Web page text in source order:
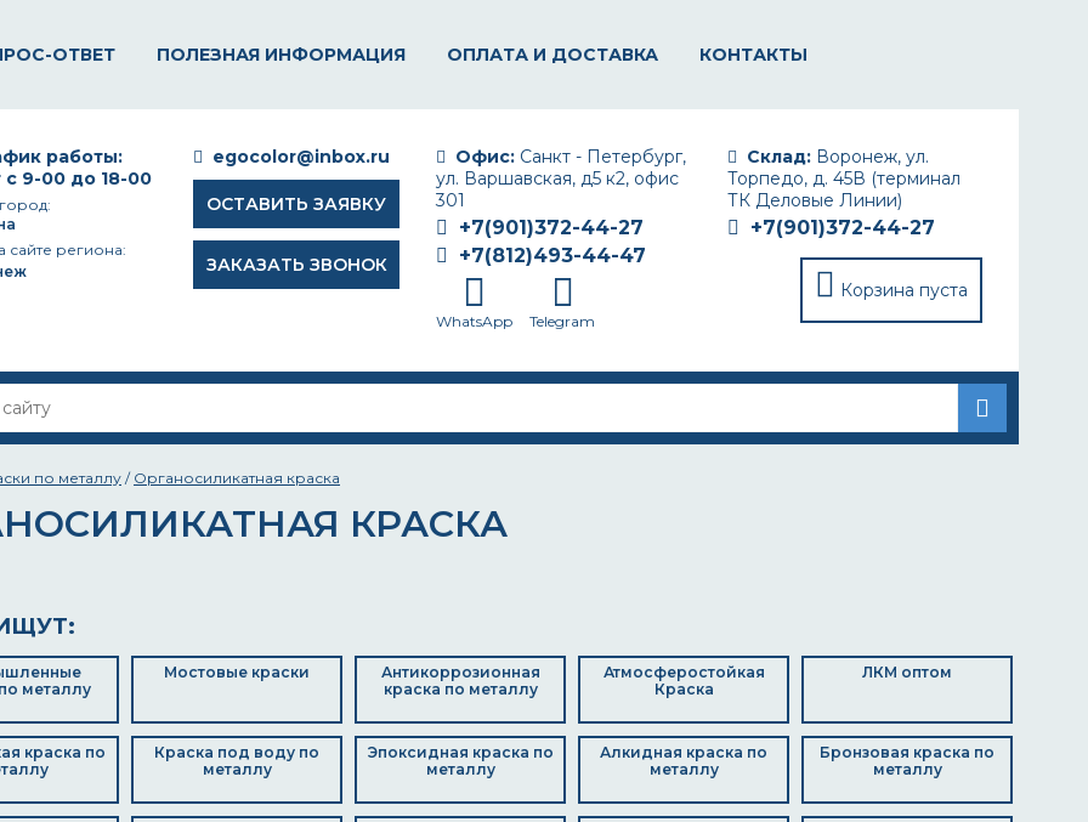
ОТВЕТ ПОЛЕЗНАЯ ИНФОРМАЦИЯ ОПЛАТА И ДОСТАВКА КОНТАКТЫ
Склад: Воронеж, ул.
Торпедо, д. 45В (терминал
ТК Деловые Линии)
+7(901)372-44-27
Корзина пуста
Офис: Санкт - Петербург,
ул. Варшавская, д5 к2, офис
301
+7(901)372-44-27
+7(812)493-44-47
WhatsApp Telegram
egocolor@inbox.ru
ОСТАВИТЬ ЗАЯВКУ
ЗАКАЗАТЬ ЗВОНОК
работы:
с 9-00 до 18-00
сайте региона:
по металлу / Органосиликатная краска
КРАСКА
металлу
Мостовые краски
Антикоррозионная
краска по металлу
Атмосферостойкая
Краска
ЛКМ оптом
краска по
Краска под воду по
металлу
Эпоксидная краска по
металлу
Алкидная краска по
металлу
Бронзовая краска по
металлу